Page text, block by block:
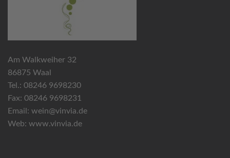
Am Walkweiher 32
86875 Waal
Tel.: 08246 9698230
Fax: 08246 9698231
Email: wein@vinvia.de
Web: www.vinvia.de